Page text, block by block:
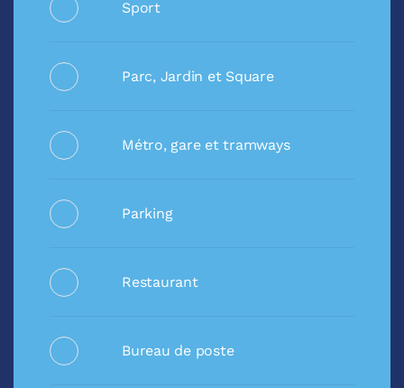
Sport
Parc, Jardin et Square
Métro, gare et tramways
Parking
Restaurant
Bureau de poste